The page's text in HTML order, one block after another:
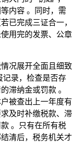
内容 。同时，需
已完成三证合一，
用完的发票、公章
况展开全面且细致
记录，检查是否存
滞纳金或罚款 。
被查出上一年度有
及时补缴税款、滞
。只有在所有税
清后，税务机关才